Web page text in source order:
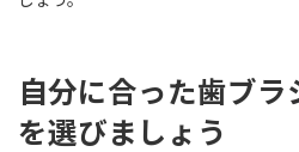
自分に合った歯ブラ
を選びましょう